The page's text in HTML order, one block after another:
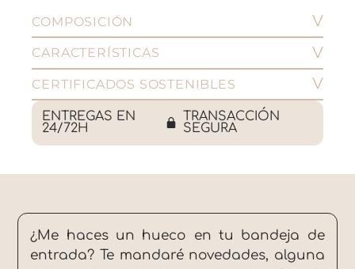
COMPOSICIÓN
CARACTERÍSTICAS
CERTIFICADOS SOSTENIBLES
ENTREGAS EN
24/72H
TRANSACCIÓN
SEGURA
¿Me haces un hueco en tu bandeja de
entrada? Te mandaré novedades, alguna